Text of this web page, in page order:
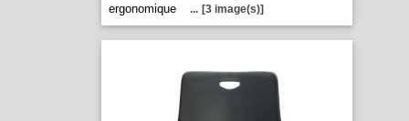
ergonomique
... [3 image(s)]